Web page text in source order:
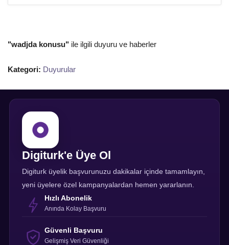
"wadjda konusu" ile ilgili duyuru ve haberler
Kategori: Duyurular
Digiturk'e Üye Ol
Digiturk üyelik başvurunuzu dakikalar içinde tamamlayın,
yeni üyelere özel kampanyalardan hemen yararlanın.
Hızlı Abonelik
Anında Kolay Başvuru
Güvenli Başvuru
Gelişmiş Veri Güvenliği